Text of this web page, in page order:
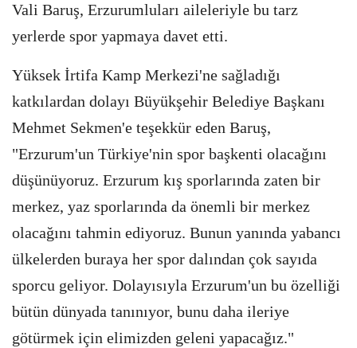
Vali Baruş, Erzurumluları aileleriyle bu tarz
yerlerde spor yapmaya davet etti.
Yüksek İrtifa Kamp Merkezi'ne sağladığı
katkılardan dolayı Büyükşehir Belediye Başkanı
Mehmet Sekmen'e teşekkür eden Baruş,
"Erzurum'un Türkiye'nin spor başkenti olacağını
düşünüyoruz. Erzurum kış sporlarında zaten bir
merkez, yaz sporlarında da önemli bir merkez
olacağını tahmin ediyoruz. Bunun yanında yabancı
ülkelerden buraya her spor dalından çok sayıda
sporcu geliyor. Dolayısıyla Erzurum'un bu özelliği
bütün dünyada tanınıyor, bunu daha ileriye
götürmek için elimizden geleni yapacağız."